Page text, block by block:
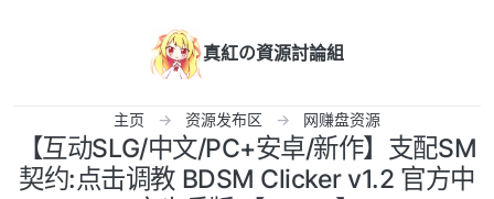
真紅の資源討論組
主页 资源发布区 网赚盘资源
【互动SLG/中文/PC+安卓/新作】支配SM
契约:点击调教 BDSM Clicker v1.2 官方中